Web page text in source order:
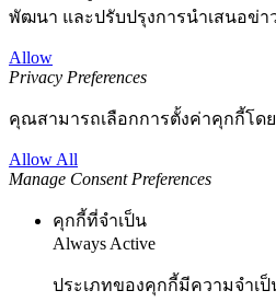
พัฒนา และปรับปรุงการนำเสนอข่
Allow
Privacy Preferences
คุณสามารถเลือกการตั้งค่าคุกกี้โด
Allow All
Manage Consent Preferences
คุกกี้ที่จำเป็น
Always Active
ประเภทของคุกกี้มีความจำเ